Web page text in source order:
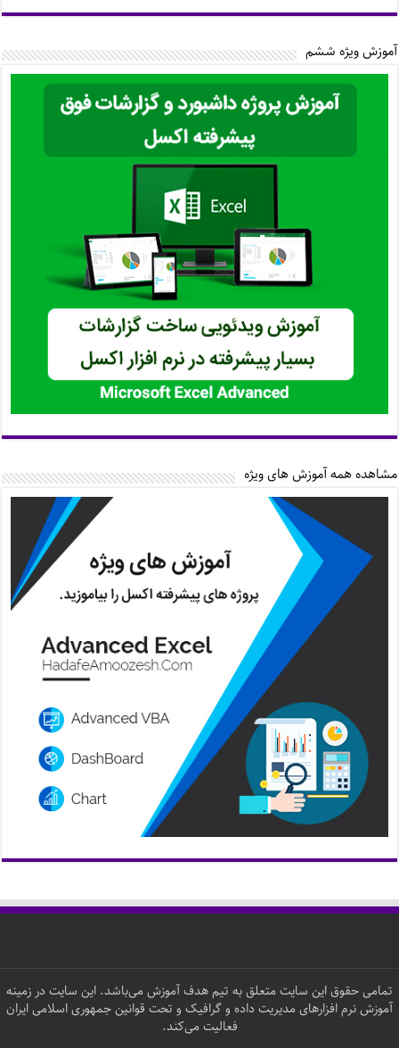
آموزش ویژه ششم
مشاهده همه آموزش های ویژه
تمامی حقوق این سایت متعلق به تیم هدف آموزش می‌باشد. این سایت در زمینه
آموزش نرم افزارهای مدیریت داده و گرافیک و تحت قوانین جمهوری اسلامی ایران
فعالیت می‌کند.